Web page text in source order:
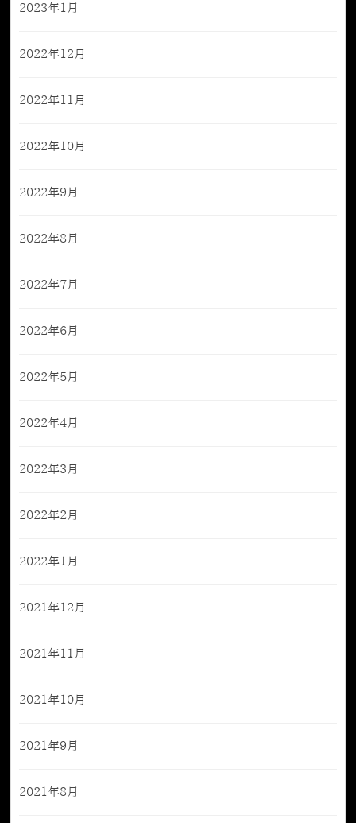
2023年1月
2022年12月
2022年11月
2022年10月
2022年9月
2022年8月
2022年7月
2022年6月
2022年5月
2022年4月
2022年3月
2022年2月
2022年1月
2021年12月
2021年11月
2021年10月
2021年9月
2021年8月